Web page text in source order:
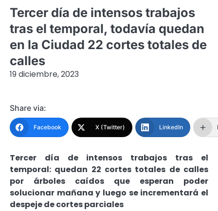
Tercer día de intensos trabajos
tras el temporal, todavía quedan
en la Ciudad 22 cortes totales de
calles
19 diciembre, 2023
Share via:
Facebook X (Twitter) LinkedIn
Tercer día de intensos trabajos tras el
temporal: quedan 22 cortes totales de calles
por árboles caídos que esperan poder
solucionar mañana y luego se incrementará el
despeje de cortes parciales